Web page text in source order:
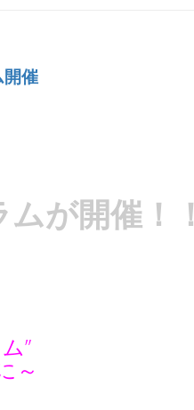
開催
が開催！！
”
～